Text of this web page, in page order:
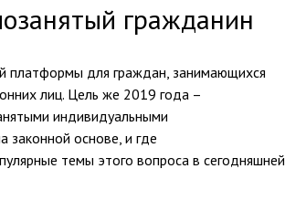
гражданин
платформы для граждан, занимающихся
лиц. Цель же 2019 года –
индивидуальными
законной основе, и где
темы этого вопроса в сегодняшней